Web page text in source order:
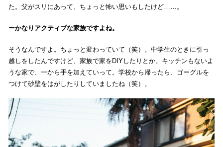
た。父がスリにあって、ちょっと怖い思いもしたけど……。
かなりアクティブな家族ですよね。
そうなんですよ。ちょっと変わっていて（笑）。中学生のときに引っ
越しをしたんですけど、家族で家をDIYしたりとか。キッチンもないよ
うな家で、一から手を加えていって。学校から帰ったら、ゴーグルを
つけて砂壁をはがしたりしていましたね（笑）。